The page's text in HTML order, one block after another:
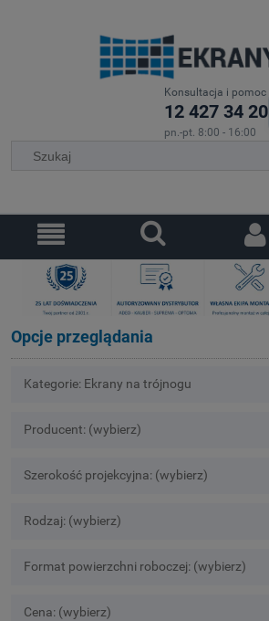
Konsultacja i pomoc
12 427 34 20
pn.-pt. 8:00 - 16:00
Opcje przeglądania
Kategorie: Ekrany na trójnogu
Producent: (wybierz)
Szerokość projekcyjna: (wybierz)
Rodzaj: (wybierz)
Format powierzchni roboczej: (wybierz)
Cena: (wybierz)